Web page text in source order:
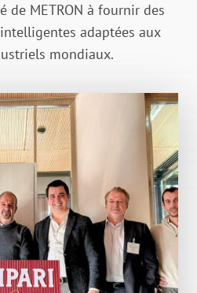
de METRON à fournir des
adaptées aux
mondiaux.